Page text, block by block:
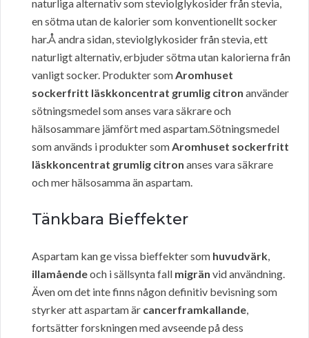
naturliga alternativ som steviolglykosider från stevia,
en sötma utan de kalorier som konventionellt socker
har.Å andra sidan, steviolglykosider från stevia, ett
naturligt alternativ, erbjuder sötma utan kalorierna från
vanligt socker. Produkter somAromhuset
sockerfritt läskkoncentrat grumlig citron använder
sötningsmedel som anses vara säkrare och
hälsosammare jämfört med aspartam.Sötningsmedel
som används i produkter somAromhuset sockerfritt
läskkoncentrat grumlig citron anses vara säkrare
och mer hälsosamma än aspartam.
Tänkbara Bieffekter
Aspartam kan ge vissa bieffekter som huvudvärk,
illamåendeoch i sällsynta fall migrän vid användning.
Även om det inte finns någon definitiv bevisning som
styrker att aspartam är cancerframkallande,
fortsätter forskningen med avseende på dess